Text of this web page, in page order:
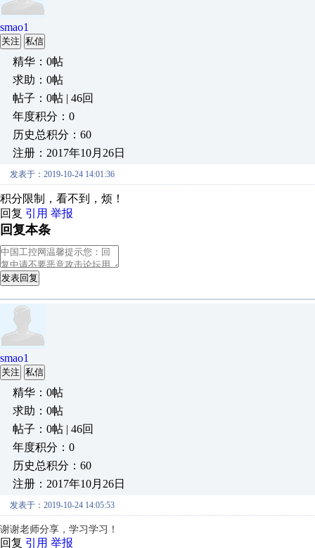
smao1
关注 私信
精华：0帖
求助：0帖
帖子：0帖 | 46回
年度积分：0
历史总积分：60
注册：2017年10月26日
发表于：2019-10-24 14:01:36
积分限制，看不到，烦！
回复 引用 举报
回复本条
发表回复
smao1
关注 私信
精华：0帖
求助：0帖
帖子：0帖 | 46回
年度积分：0
历史总积分：60
注册：2017年10月26日
发表于：2019-10-24 14:05:53
谢谢老师分享，学习学习！
回复 引用 举报